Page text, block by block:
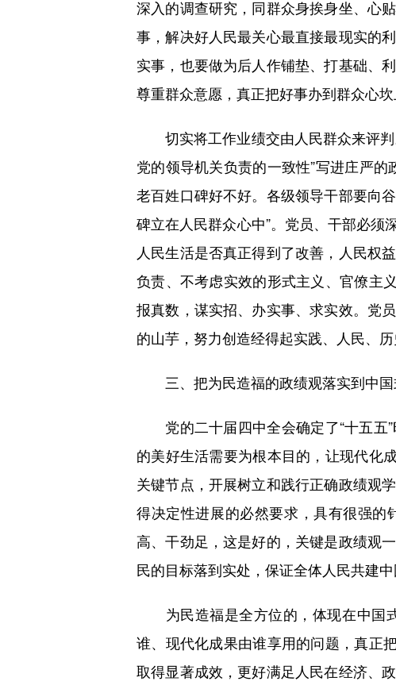
深入的调查研究，同群众身挨身坐、心
事，解决好人民最关心最直接最现实的
实事，也要做为后人作铺垫、打基础、
尊重群众意愿，真正把好事办到群众心
切实将工作业绩交由人民群众来评判
党的领导机关负责的一致性”写进庄严
老百姓口碑好不好。各级领导干部要向
碑立在人民群众心中”。党员、干部必须
人民生活是否真正得到了改善，人民权
负责、不考虑实效的形式主义、官僚主
报真数，谋实招、办实事、求实效。党
的山芋，努力创造经得起实践、人民、历
三、把为民造福的政绩观落实到中
党的二十届四中全会确定了“十五五”
的美好生活需要为根本目的，让现代化
关键节点，开展树立和践行正确政绩观
得决定性进展的必然要求，具有很强的
高、干劲足，这是好的，关键是政绩观
民的目标落到实处，保证全体人民共建
为民造福是全方位的，体现在中国式
谁、现代化成果由谁享用的问题，真正
取得显著成效，更好满足人民在经济、